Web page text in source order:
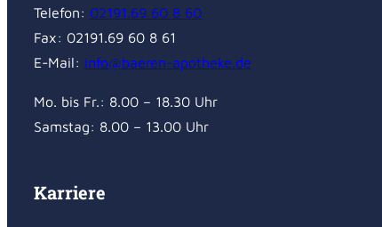
Telefon: 02191.69 60 8 60
Fax: 02191.69 60 8 61
E-Mail: info@baeren-apotheke.de
Mo. bis Fr.: 8.00 – 18.30 Uhr
Samstag: 8.00 – 13.00 Uhr
Karriere